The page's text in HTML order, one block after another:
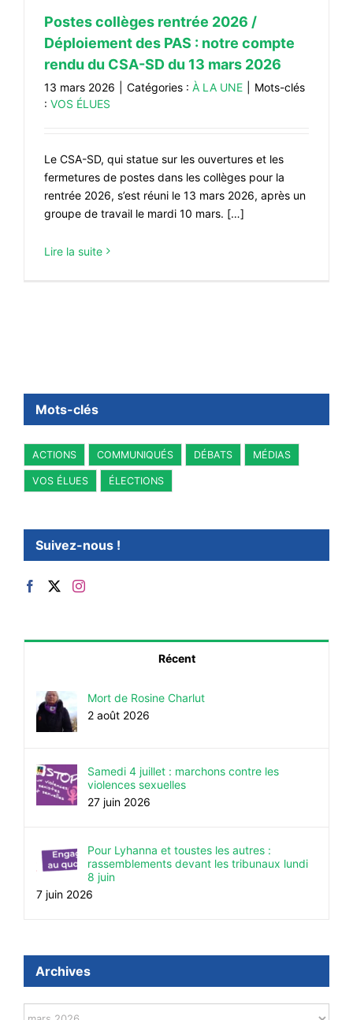
Postes collèges rentrée 2026 /
Déploiement des PAS : notre compte
rendu du CSA-SD du 13 mars 2026
13 mars 2026 Catégories : À LA UNE
Mots-clés
: VOS ÉLUES
Le CSA-SD, qui statue sur les ouvertures et les
fermetures de postes dans les collèges pour la
rentrée 2026, s’est réuni le 13 mars 2026, après un
groupe de travail le mardi 10 mars. […]
Lire la suite
Mots-clés
ACTIONS COMMUNIQUÉS DÉBATS MÉDIAS
VOS ÉLUES ÉLECTIONS
Suivez-nous !
Récent
Mort de Rosine Charlut
2 août 2026
Samedi 4 juillet : marchons contre les
violences sexuelles
27 juin 2026
Pour Lyhanna et toustes les autres :
rassemblements devant les tribunaux lundi
8 juin
7 juin 2026
Archives
Archives